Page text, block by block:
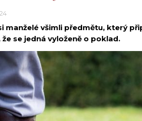
manželé všimli předmětu, který
se jedná vyloženě o poklad.